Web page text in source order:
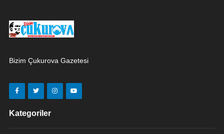
Bizim Çukurova Gazetesi
Kategoriler